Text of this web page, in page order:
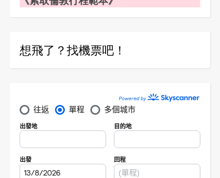
想飛了？找機票吧！